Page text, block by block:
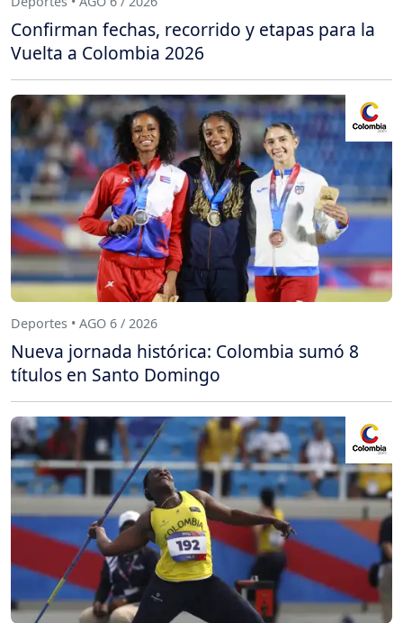
Confirman fechas, recorrido y etapas para la
Vuelta a Colombia 2026
Deportes • AGO 6 / 2026
Nueva jornada histórica: Colombia sumó 8
títulos en Santo Domingo